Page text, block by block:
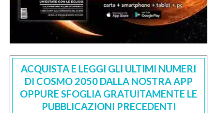
ACQUISTA E LEGGI GLI ULTIMI NUMERI
DI COSMO 2050 DALLA NOSTRA APP
OPPURE SFOGLIA GRATUITAMENTE LE
PUBBLICAZIONI PRECEDENTI